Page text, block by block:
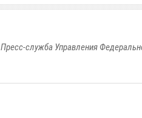
Пресс-служба Управления